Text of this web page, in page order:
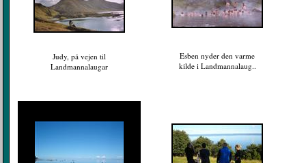
Judy, på vejen til
Landmannalaugar
Esben nyder den varme
kilde i Landmannalaug..